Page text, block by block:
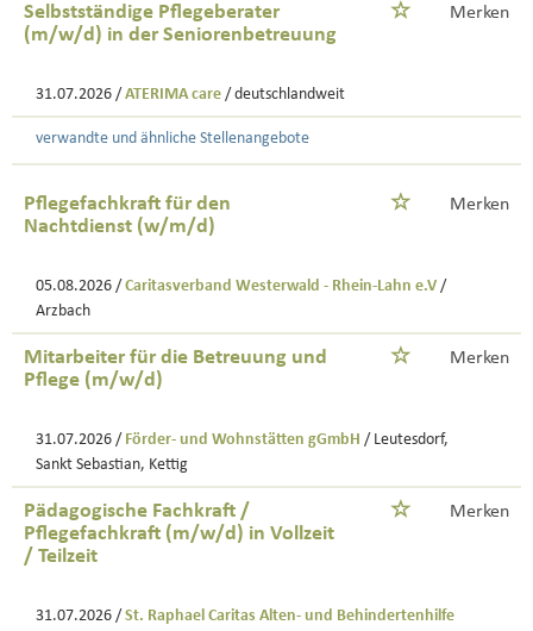
Selbstständige Pflegeberater
(m/w/d) in der Seniorenbetreuung
Merken
31.07.2026 / ATERIMA care / deutschlandweit
verwandte und ähnliche Stellenangebote
Pflegefachkraft für den
Nachtdienst (w/m/d)
Merken
05.08.2026 / Caritasverband Westerwald - Rhein-Lahn e.V /
Arzbach
Mitarbeiter für die Betreuung und
Pflege (m/w/d)
Merken
31.07.2026 / Förder- und Wohnstätten gGmbH / Leutesdorf,
Sankt Sebastian, Kettig
Pädagogische Fachkraft /
Pflegefachkraft (m/w/d) in Vollzeit
/ Teilzeit
Merken
31.07.2026 / St. Raphael Caritas Alten- und Behindertenhilfe